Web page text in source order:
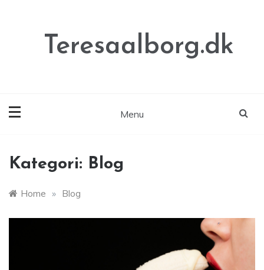
Teresaalborg.dk
Menu
Kategori: Blog
Home » Blog